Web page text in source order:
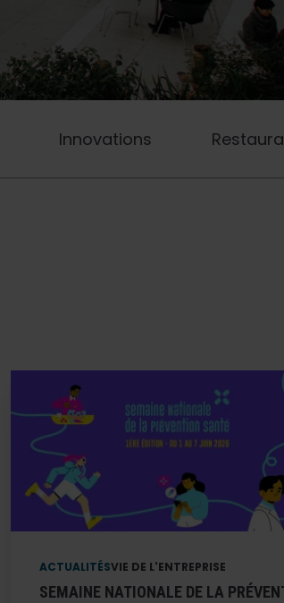
Innovations
ACTUALITÉSVIE DE L'ENTREPRISE
SEMAINE NATIONALE DE LA